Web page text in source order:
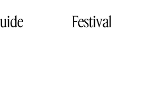
Festival